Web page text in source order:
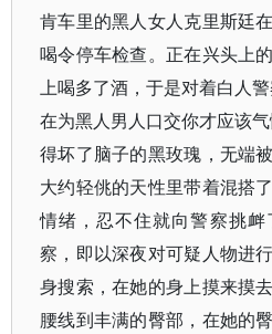
肯车里的黑人女人克里斯廷
喝令停车检查。正在兴头上
上喝多了酒，于是对着白人
在为黑人男人口交你才应该
得坏了脑子的黑玫瑰，无端
大约轻佻的天性里带着混搭
情绪，忍不住就向警察挑
察，即以深夜对可疑人物进
身搜索，在她的身上摸来摸
腰线到丰满的臀部，在她的